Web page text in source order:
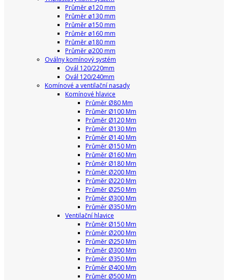
Průměr ø120 mm
Průměr ø130 mm
Průměr ø150 mm
Průměr ø160 mm
Průměr ø180 mm
Průměr ø200 mm
Oválny komínový systém
Ovál 120/220mm
Ovál 120/240mm
Komínové a ventilační nasady
Komínové hlavice
Průměr Ø80 Mm
Průměr Ø100 Mm
Průměr Ø120 Mm
Průměr Ø130 Mm
Průměr Ø140 Mm
Průměr Ø150 Mm
Průměr Ø160 Mm
Průměr Ø180 Mm
Průměr Ø200 Mm
Průměr Ø220 Mm
Průměr Ø250 Mm
Průměr Ø300 Mm
Průměr Ø350 Mm
Ventilační hlavice
Průměr Ø150 Mm
Průměr Ø200 Mm
Průměr Ø250 Mm
Průměr Ø300 Mm
Průměr Ø350 Mm
Průměr Ø400 Mm
Průměr Ø500 Mm